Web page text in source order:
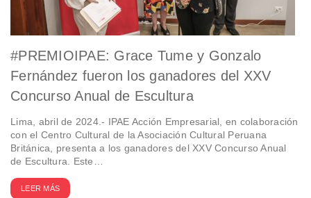
#PREMIOIPAE: Grace Tume y Gonzalo
Fernández fueron los ganadores del XXV
Concurso Anual de Escultura
Lima, abril de 2024.- IPAE Acción Empresarial, en colaboración
con el Centro Cultural de la Asociación Cultural Peruana
Británica, presenta a los ganadores del XXV Concurso Anual
de Escultura. Este…
LEER MÁS